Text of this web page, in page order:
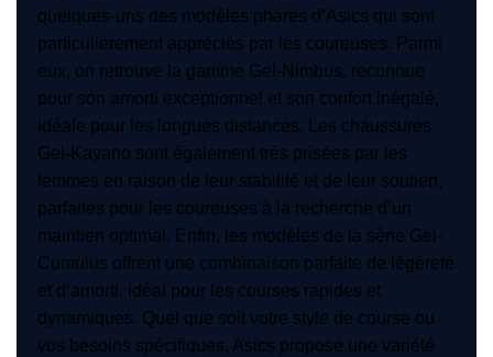
quelques-uns des modèles phares d’Asics qui sont
particulièrement appréciés par les coureuses. Parmi
eux, on retrouve la gamme Gel-Nimbus, reconnue
pour son amorti exceptionnel et son confort inégalé,
idéale pour les longues distances. Les chaussures
Gel-Kayano sont également très prisées par les
femmes en raison de leur stabilité et de leur soutien,
parfaites pour les coureuses à la recherche d’un
maintien optimal. Enfin, les modèles de la série Gel-
Cumulus offrent une combinaison parfaite de légèreté
et d’amorti, idéal pour les courses rapides et
dynamiques. Quel que soit votre style de course ou
vos besoins spécifiques, Asics propose une variété